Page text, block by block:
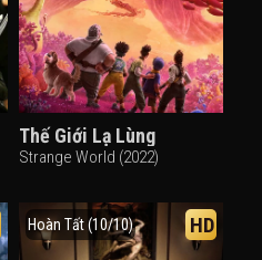
Thế Giới Lạ Lùng
Strange World (2022)
Hoàn Tất (10/10) HD